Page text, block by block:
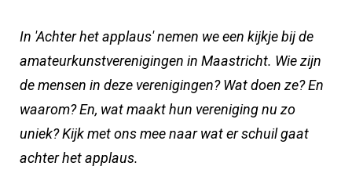
In 'Achter het applaus' nemen we een kijkje bij de
amateurkunstverenigingen in Maastricht. Wie zijn
de mensen in deze verenigingen? Wat doen ze? En
waarom? En, wat maakt hun vereniging nu zo
uniek? Kijk met ons mee naar wat er schuil gaat
achter het applaus.